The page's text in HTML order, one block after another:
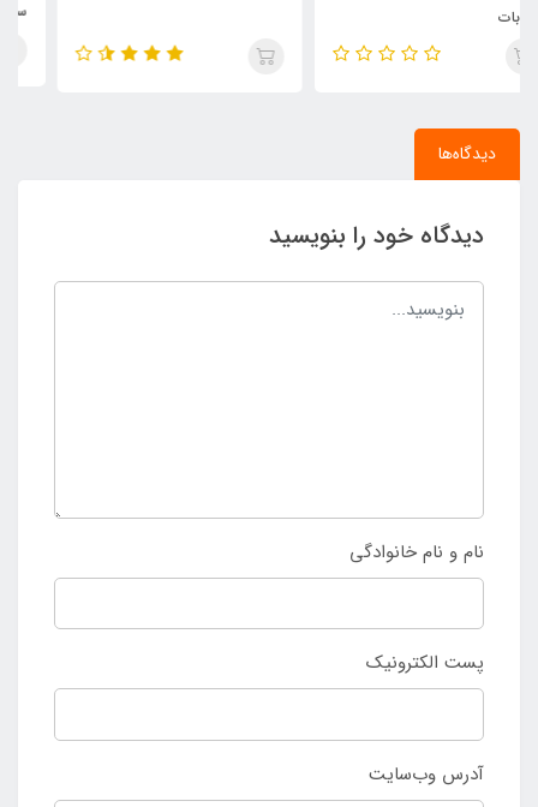
دیدگاه‌ها
دیدگاه خود را بنویسید
نام و نام خانوادگی
پست الکترونیک
آدرس وب‌سایت